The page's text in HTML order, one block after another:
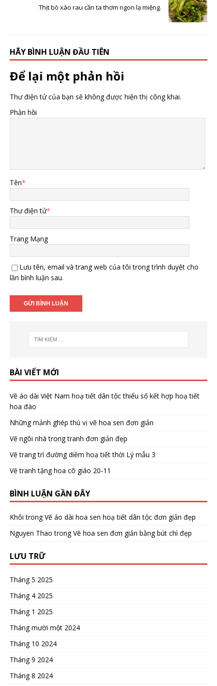
Thịt bò xào rau cần ta thơm ngon lạ miệng.
HÃY BÌNH LUẬN ĐẦU TIÊN
Để lại một phản hồi
Thư điện tử của bạn sẽ không được hiện thị công khai.
Phản hồi
Tên*
Thư điện tử*
Trang Mạng
Lưu tên, email và trang web của tôi trong trình duyệt cho
lần bình luận sau.
BÀI VIẾT MỚI
Vẽ áo dài Việt Nam hoạ tiết dân tộc thiểu số kết hợp hoạ tiết
hoa đào
Những mảnh ghép thú vị vẽ hoa sen đơn giản
Vẽ ngôi nhà trong tranh đơn giản đẹp
Vẽ trang trí đường diềm hoạ tiết thời Lý mẫu 3
Vẽ tranh tặng hoa cô giáo 20-11
BÌNH LUẬN GẦN ĐÂY
Khôi trongVẽ áo dài hoa sen hoạ tiết dân tộc đơn giản đẹp
Nguyen Thao trongVẽ hoa sen đơn giản bằng bút chì đẹp
LƯU TRỮ
Tháng 5 2025
Tháng 4 2025
Tháng 1 2025
Tháng mười một 2024
Tháng 10 2024
Tháng 9 2024
Tháng 8 2024